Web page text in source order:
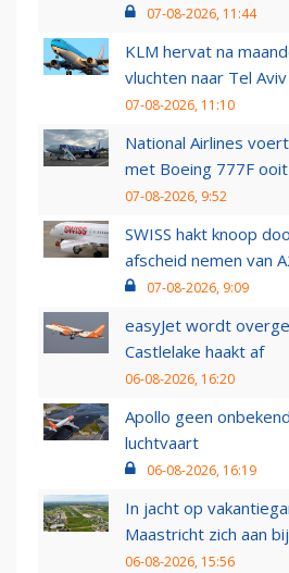
07-08-2026, 11:44
KLM hervat na
vluchten naar Tel Aviv
07-08-2026, 11:10
National Airlines
met Boeing 777F
07-08-2026, 9:52
SWISS hakt knoop
afscheid nemen van
07-08-2026, 9:09
easyJet wordt
Castlelake haakt af
06-08-2026, 16:20
Apollo geen
luchtvaart
06-08-2026, 16:19
In jacht op
Maastricht zich aan
06-08-2026, 15:56